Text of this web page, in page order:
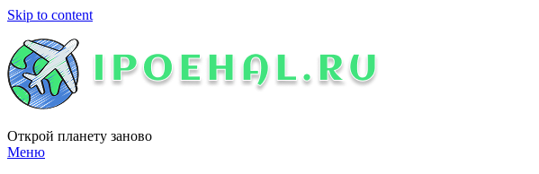
Skip to content
Открой планету заново
Меню